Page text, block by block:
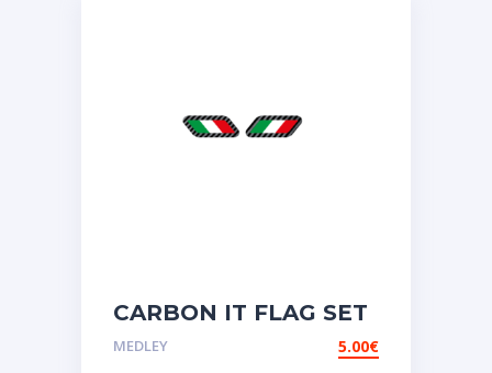
CARBON IT FLAG SET
Αυτοκόλλητες ετικέτες
MEDLEY 5.00€